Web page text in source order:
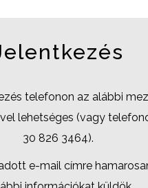
telefonon az alábbi
lehetséges (vagy
30 826 3464).
e-mail címre